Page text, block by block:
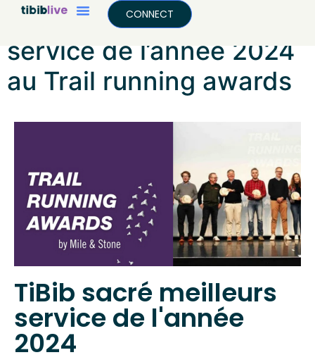
CONNECT
TiBib remporte le prix du
service de l’année 2024
au Trail running awards
TiBib sacré meilleurs
service de l'année
2024